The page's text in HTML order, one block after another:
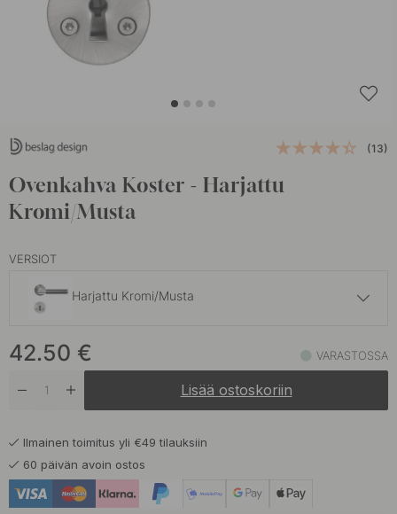
(13)
Ovenkahva Koster - Harjattu
Kromi/Musta
VERSIOT
Harjattu Kromi/Musta
Kromi/Musta Varastossa
42.50 € VARASTOSSA
Lisää ostoskoriin
Ilmainen toimitus yli €49 tilauksiin
60 päivän avoin ostos